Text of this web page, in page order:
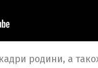
родини, а